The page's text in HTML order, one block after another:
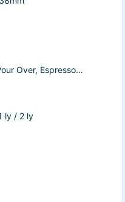
Over, Espresso…
ly / 2 ly